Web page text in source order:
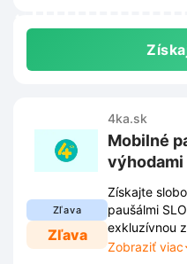
Zľava
Zľava
4ka.sk
Mobilné
výhodami
Získajte
paušálmi
exkluzívnou
volania, SMS
Zobraziť viac